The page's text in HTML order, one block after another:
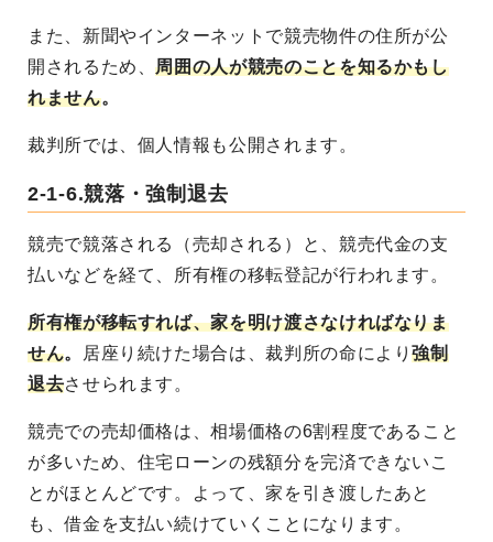
また、新聞やインターネットで競売物件の住所が公
開されるため、周囲の人が競売のことを知るかもし
れません。
裁判所では、個人情報も公開されます。
2-1-6.競落・強制退去
競売で競落される（売却される）と、競売代金の支
払いなどを経て、所有権の移転登記が行われます。
所有権が移転すれば、家を明け渡さなければなりま
せん。 居座り続けた場合は、裁判所の命により強制
退去させられます。
競売での売却価格は、相場価格の6割程度であること
が多いため、住宅ローンの残額分を完済できないこ
とがほとんどです。よって、家を引き渡したあと
も、借金を支払い続けていくことになります。